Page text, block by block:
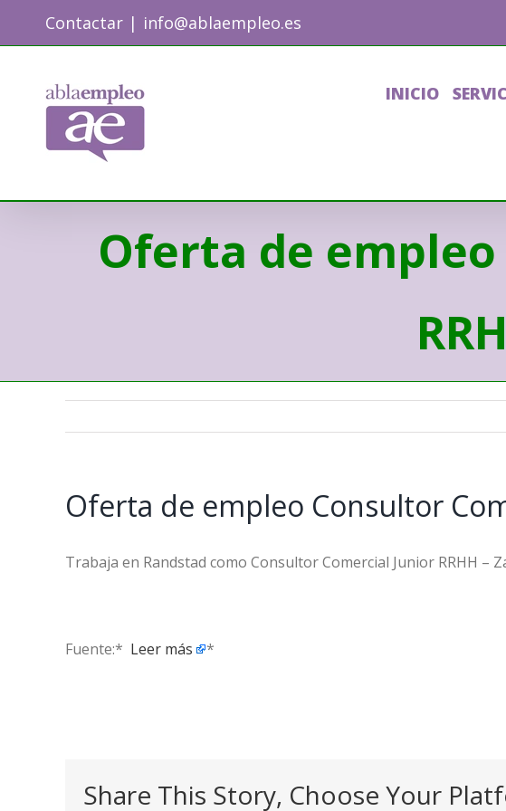
Contactar | info@ablaempleo.es
INICIO
Oferta de
Oferta de empleo Consultor
Trabaja en Randstad como Consultor Comercial Junior RRHH –
Fuente:* ​ Leer más *
Share This Story, Choose Your